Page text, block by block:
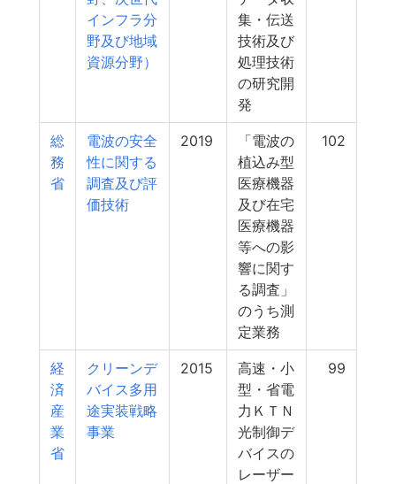
インフラ分
野及び地域
資源分野）
集・伝送
技術及び
処理技術
の研究開
発
総
務
省
電波の安全
性に関する
調査及び評
価技術
2019
「電波の
植込み型
医療機器
及び在宅
医療機器
等への影
響に関す
る調査」
のうち測
定業務
102
経
済
産
業
省
クリーンデ
バイス多用
途実装戦略
事業
2015
高速・小
型・省電
力ＫＴＮ
光制御デ
バイスの
レーザー
99